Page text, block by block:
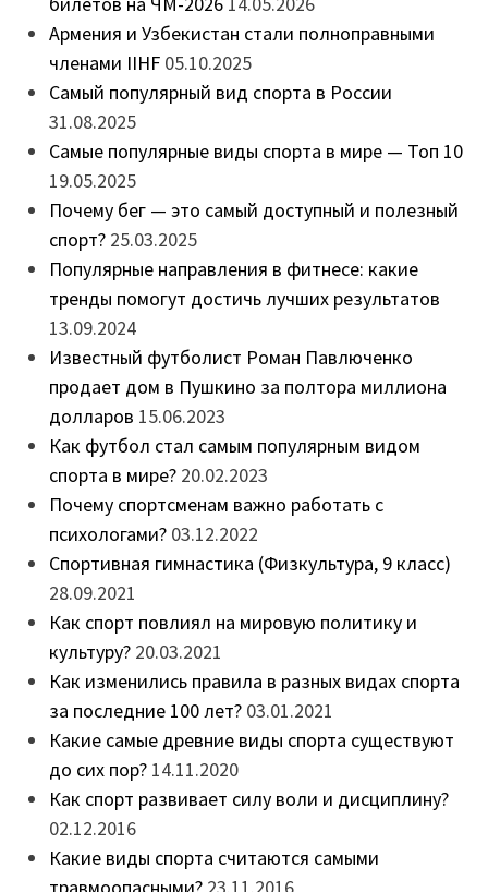
Армения и Узбекистан стали полноправными
членами IIHF 05.10.2025
Самый популярный вид спорта в России
31.08.2025
Самые популярные виды спорта в мире — Топ 10
19.05.2025
Почему бег — это самый доступный и полезный
спорт? 25.03.2025
Популярные направления в фитнесе: какие
тренды помогут достичь лучших результатов
13.09.2024
Известный футболист Роман Павлюченко
продает дом в Пушкино за полтора миллиона
долларов 15.06.2023
Как футбол стал самым популярным видом
спорта в мире? 20.02.2023
Почему спортсменам важно работать с
психологами? 03.12.2022
Спортивная гимнастика (Физкультура, 9 класс)
28.09.2021
Как спорт повлиял на мировую политику и
культуру? 20.03.2021
Как изменились правила в разных видах спорта
за последние 100 лет? 03.01.2021
Какие самые древние виды спорта существуют
до сих пор? 14.11.2020
Как спорт развивает силу воли и дисциплину?
02.12.2016
Какие виды спорта считаются самыми
травмоопасными? 23.11.2016